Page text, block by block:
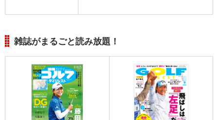
雑誌がまるごと読み放題！